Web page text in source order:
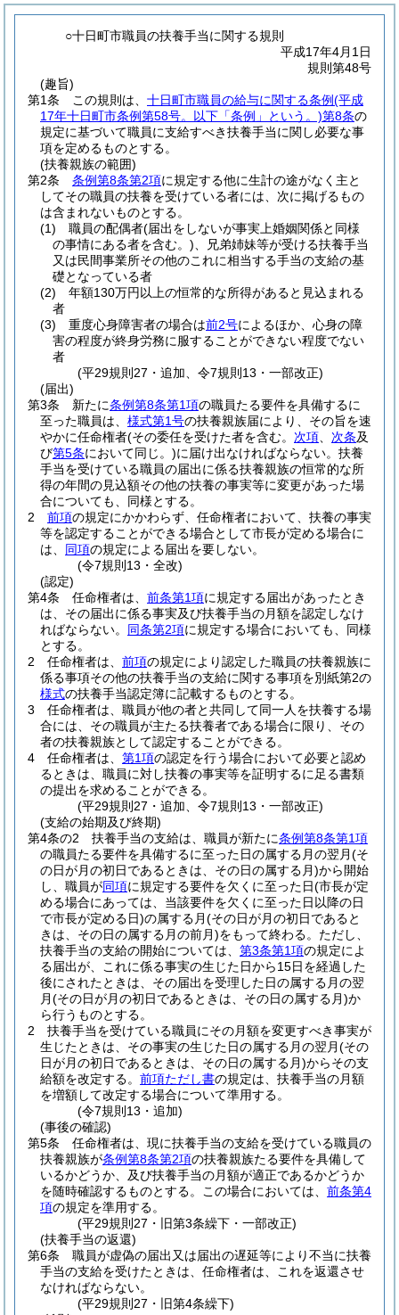
○十日町市職員の扶養手当に関する規則
平成17年4月1日
規則第48号
(趣旨)
第1条
この規則は、 十日町市職員の給与に関する条例(平成
17年十日町市条例第58号。以下「条例」という。)第8条の
規定に基づいて職員に支給すべき扶養手当に関し必要な事
項を定めるものとする。
(扶養親族の範囲)
第2条
条例第8条第2項に規定する他に生計の途がなく主と
してその職員の扶養を受けている者には、次に掲げるもの
は含まれないものとする。
(1)
職員の配偶者(届出をしないが事実上婚姻関係と同様
の事情にある者を含む。) 、兄弟姉妹等が受ける扶養手当
又は民間事業所その他のこれに相当する手当の支給の基
礎となっている者
(2)
年額130万円以上の恒常的な所得があると見込まれる
者
(3)
重度心身障害者の場合は前2号によるほか、心身の障
害の程度が終身労務に服することができない程度でない
者
(平29規則27・追加、令7規則13・一部改正)
(届出)
第3条
新たに条例第8条第1項の職員たる要件を具備するに
至った職員は、 様式第1号の扶養親族届により、その旨を速
やかに任命権者(その委任を受けた者を含む。 次項 次条及
び第5条において同じ。)に届け出なければならない。 扶養
手当を受けている職員の届出に係る扶養親族の恒常的な所
得の年間の見込額その他の扶養の事実等に変更があった場
合についても、同様とする。
2
前項の規定にかかわらず、任命権者において、扶養の事実
等を認定することができる場合として市長が定める場合に
は、 同項の規定による届出を要しない。
(令7規則13・全改)
(認定)
第4条
任命権者は、 前条第1項に規定する届出があったとき
は、その届出に係る事実及び扶養手当の月額を認定しなけ
ればならない。 同条第2項に規定する場合においても、同様
とする。
2
任命権者は、 前項の規定により認定した職員の扶養親族に
係る事項その他の扶養手当の支給に関する事項を別紙第2の
様式の扶養手当認定簿に記載するものとする。
3
任命権者は、職員が他の者と共同して同一人を扶養する場
合には、その職員が主たる扶養者である場合に限り、その
者の扶養親族として認定することができる。
4
任命権者は、 第1項の認定を行う場合において必要と認め
るときは、職員に対し扶養の事実等を証明するに足る書類
の提出を求めることができる。
(平29規則27・追加、令7規則13・一部改正)
(支給の始期及び終期)
第4条の2
扶養手当の支給は、職員が新たに条例第8条第1項
の職員たる要件を具備するに至った日の属する月の翌月(そ
の日が月の初日であるときは、その日の属する月)から開始
し、職員が同項に規定する要件を欠くに至った日(市長が定
める場合にあっては、当該要件を欠くに至った日以降の日
で市長が定める日)の属する月(その日が月の初日であると
きは、その日の属する月の前月)をもって終わる。 ただし、
扶養手当の支給の開始については、 第3条第1項の規定によ
る届出が、これに係る事実の生じた日から15日を経過した
後にされたときは、その届出を受理した日の属する月の翌
月(その日が月の初日であるときは、その日の属する月)か
ら行うものとする。
2
扶養手当を受けている職員にその月額を変更すべき事実が
生じたときは、その事実の生じた日の属する月の翌月(その
日が月の初日であるときは、その日の属する月)からその支
給額を改定する。 前項ただし書の規定は、扶養手当の月額
を増額して改定する場合について準用する。
(令7規則13・追加)
(事後の確認)
第5条
任命権者は、現に扶養手当の支給を受けている職員の
扶養親族が条例第8条第2項の扶養親族たる要件を具備して
いるかどうか、及び扶養手当の月額が適正であるかどうか
を随時確認するものとする。
この場合においては、 前条第4
項の規定を準用する。
(平29規則27・旧第3条繰下・一部改正)
(扶養手当の返還)
第6条
職員が虚偽の届出又は届出の遅延等により不当に扶養
手当の支給を受けたときは、任命権者は、これを返還させ
なければならない。
(平29規則27・旧第4条繰下)